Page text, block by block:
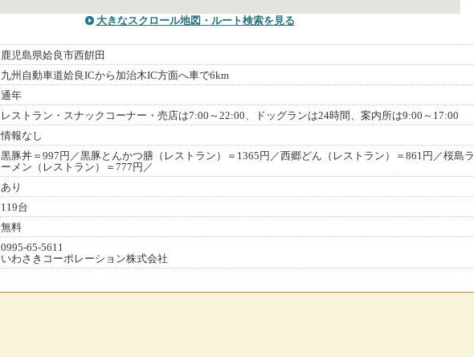
大きなスクロール地図 ・ルート検索を見る
鹿児島県姶良市西餠田
九州自動車道姶良ICから加治木IC方面へ車で6km
通年
レストラン・スナックコーナー・売店は7:00～22:00、ドッグランは24時間、案内所は9:00～17:00
情報なし
黒豚丼＝997円／黒豚とんかつ膳（レストラン）＝1365円／西郷どん（レストラン）＝861円／桜島ラ
ーメン（レストラン）＝777円／
あり
119台
無料
0995-65-5611
いわさきコーポレーション株式会社